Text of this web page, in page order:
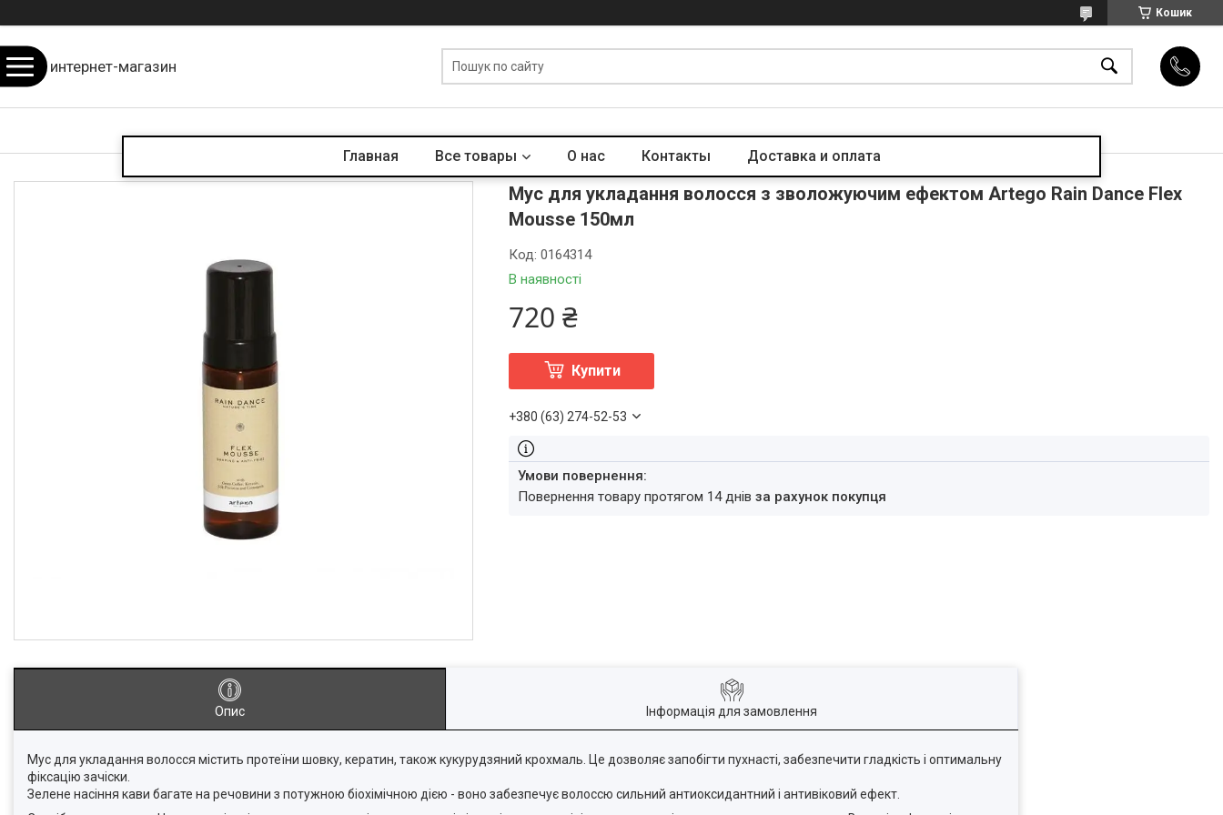
Кошик
интернет-магазин
Главная Все товары О нас Контакты Доставка и оплата
Мус для укладання волосся з зволожуючим ефектом Artego Rain Dance Flex
Mousse 150мл
В наявності
Код:0164314
720 ₴
Купити
+380 (63) 274-52-53
повернення товару протягом 14 днівза рахунок покупця
Опис Інформація для замовлення
Мус для укладання волосся містить протеїни шовку, кератин, також кукурудзяний крохмаль. Це дозволяє запобігти пухнасті, забезпечити гладкість і оптимальну
фіксацію зачіски.
Зелене насіння кави багате на речовини з потужною біохімічною дією - воно забезпечує волоссю сильний антиоксидантний і антивіковий ефект.